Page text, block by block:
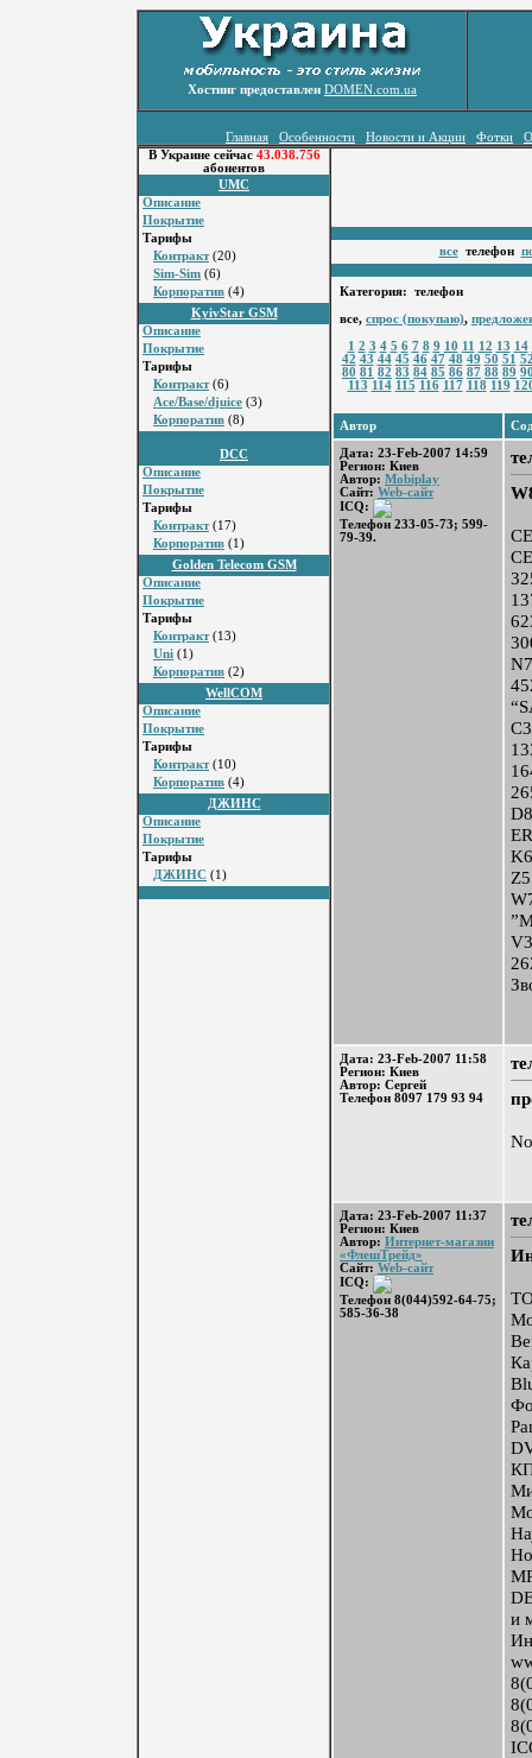
Хостинг предоставлен DOMEN.com.ua
Главная Особенности Новости и Акции Фотки
В Украине сейчас 43.038.756
абонентов
UMC
Описание
Покрытие
Тарифы
Контракт(20)
Sim-Sim (6)
Корпоратив (4)
KyivStar GSM
Описание
Покрытие
Тарифы
Контракт(6)
Ace/Base/djuice (3)
Корпоратив (8)
DCC
Описание
Покрытие
Тарифы
Контракт(17)
Корпоратив (1)
Golden Telecom GSM
Описание
Покрытие
Тарифы
Контракт(13)
Uni (1)
Корпоратив (2)
WellCOM
Описание
Покрытие
Тарифы
Контракт(10)
Корпоратив (4)
ДЖИНС
Описание
Покрытие
Тарифы
ДЖИНС (1)
всетелефон
Категория: телефон
все, спрос (покупаю),
1 2 3 4 5 6 7 8 9 10 11 12 13 14
42 43 44 45 46 47 48 49 50 51
80 81 82 83 84 85 86 87 88 89
113 114 115 116 117 118 119
Автор
Дата: 23-Feb-2007 14:59
Регион: Киев
Автор: Mobiplay
Сайт: Web-сайт
ICQ:
Телефон 233-05-73; 599-
79-39.
Дата: 23-Feb-2007 11:58
Регион: Киев
Автор: Сергей
Телефон 8097 179 93 94
Дата: 23-Feb-2007 11:37
Регион: Киев
Автор: Интернет-магазин
«ФлешТрейд»
Сайт: Web-сайт
ICQ:
Телефон 8(044)592-64-75;
585-36-38
и